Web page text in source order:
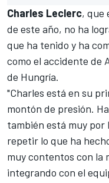
Charles Leclerc, que
de este año, no ha
que ha tenido y ha
como el accidente de
de Hungría.
"Charles está en su
montón de presión.
también está muy por
repetir lo que ha
muy contentos con la
integrando con el